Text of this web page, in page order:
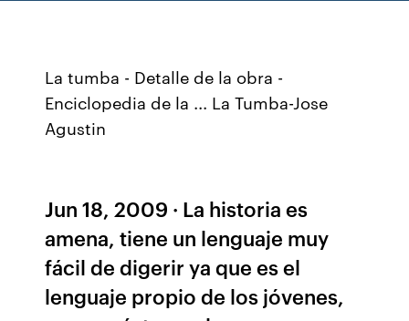
La tumba - Detalle de la obra -
Enciclopedia de la ... La Tumba-Jose
Agustin
Jun 18, 2009 · La historia es
amena, tiene un lenguaje muy
fácil de digerir ya que es el
lenguaje propio de los jóvenes,